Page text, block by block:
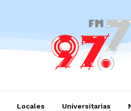
Locales Universitarias